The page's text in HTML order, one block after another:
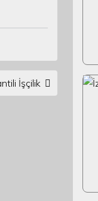
İşçilik